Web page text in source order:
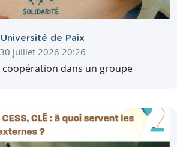
Université de Paix
30 juillet 2026 20:26
coopération dans un groupe